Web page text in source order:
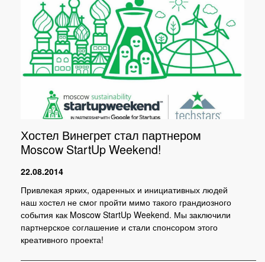
Хостел Винегрет стал партнером
Moscow StartUp Weekend!
22.08.2014
Привлекая ярких, одаренных и инициативных людей
наш хостел не смог пройти мимо такого грандиозного
события как Moscow StartUp Weekend. Мы заключили
партнерское соглашение и стали спонсором этого
креативного проекта!